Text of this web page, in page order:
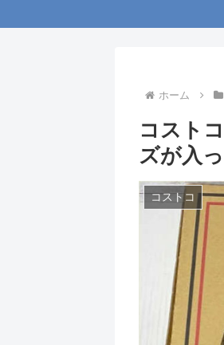
ホーム
コスト
ズが入
コストコ